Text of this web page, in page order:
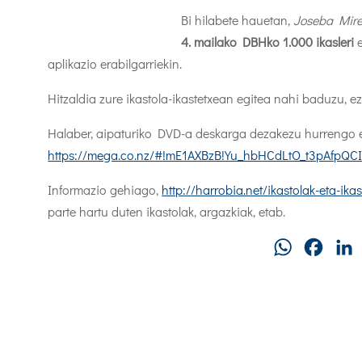
Bi hilabete hauetan, Joseba
4. mailako DBHko 1.000 ikasleri
aplikazio erabilgarriekin.
Hitzaldia zure ikastola-ikastetxean egitea nahi baduzu,
Halaber, aipaturiko DVD-a deskarga dezakezu hurrengo
https://mega.co.nz/
Informazio gehiago, http://harrobia.net/ikastolak-eta-
parte hartu duten ikastolak, argazkiak, etab.
WhatsApp